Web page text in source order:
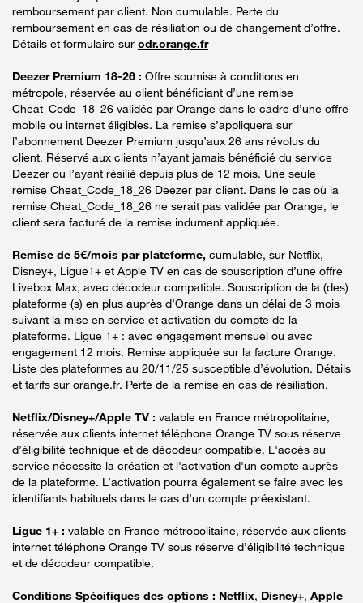
remboursement par client. Non cumulable. Perte du
remboursement en cas de résiliation ou de changement d’offre.
Détails et formulaire sur odr.orange.fr
Deezer Premium 18-26 : Offre soumise à conditions en
métropole, réservée au client bénéficiant d’une remise
Cheat_Code_18_26 validée par Orange dans le cadre d’une offre
mobile ou internet éligibles. La remise s’appliquera sur
l’abonnement Deezer Premium jusqu’aux 26 ans révolus du
client. Réservé aux clients n’ayant jamais bénéficié du service
Deezer ou l’ayant résilié depuis plus de 12 mois. Une seule
remise Cheat_Code_18_26 Deezer par client. Dans le cas où la
remise Cheat_Code_18_26 ne serait pas validée par Orange, le
client sera facturé de la remise indument appliquée.
Remise de 5€/mois par plateforme, cumulable, sur Netflix,
Disney+, Ligue1+ et Apple TV en cas de souscription d’une offre
Livebox Max, avec décodeur compatible. Souscription de la (des)
plateforme (s) en plus auprès d’Orange dans un délai de 3 mois
suivant la mise en service et activation du compte de la
plateforme. Ligue 1+ : avec engagement mensuel ou avec
engagement 12 mois. Remise appliquée sur la facture Orange.
Liste des plateformes au 20/11/25 susceptible d’évolution. Détails
et tarifs sur orange.fr. Perte de la remise en cas de résiliation.
Netflix/Disney+/Apple TV : valable en France métropolitaine,
réservée aux clients internet téléphone Orange TV sous réserve
d’éligibilité technique et de décodeur compatible. L'accès au
service nécessite la création et l'activation d'un compte auprès
de la plateforme. L’activation pourra également se faire avec les
identifiants habituels dans le cas d’un compte préexistant.
Ligue 1+ : valable en France métropolitaine, réservée aux clients
internet téléphone Orange TV sous réserve d’éligibilité technique
et de décodeur compatible.
Conditions Spécifiques des options : Netflix, Disney+, Apple